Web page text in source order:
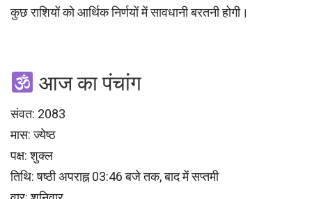
कुछ राशियों को आर्थिक निर्णयों में सावधानी बरतनी होगी।
आज का पंचांग
संवत: 2083
मास: ज्येष्ठ
पक्ष: शुक्ल
तिथि: षष्ठी अपराह्न 03:46 बजे तक, बाद में सप्तमी